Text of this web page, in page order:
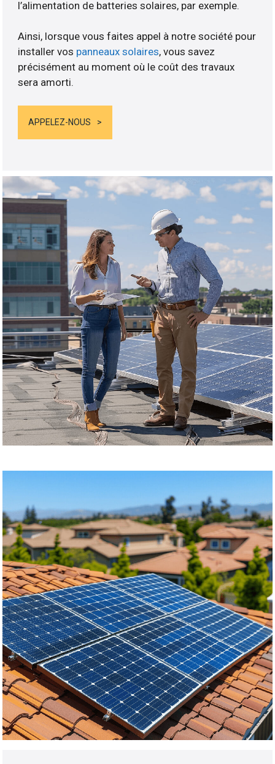
l’alimentation de batteries solaires, par exemple.
Ainsi, lorsque vous faites appel à notre société pour
installer vos panneaux solaires, vous savez
précisément au moment où le coût des travaux
sera amorti.
APPELEZ-NOUS